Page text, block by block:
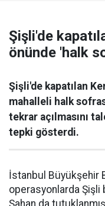
Şişli'de
önünde 'halk
Şişli'de kapatılan
mahalleli halk
tekrar açılmasını
tepki gösterdi.
İstanbul Büyükşehir
operasyonlarda Şişli